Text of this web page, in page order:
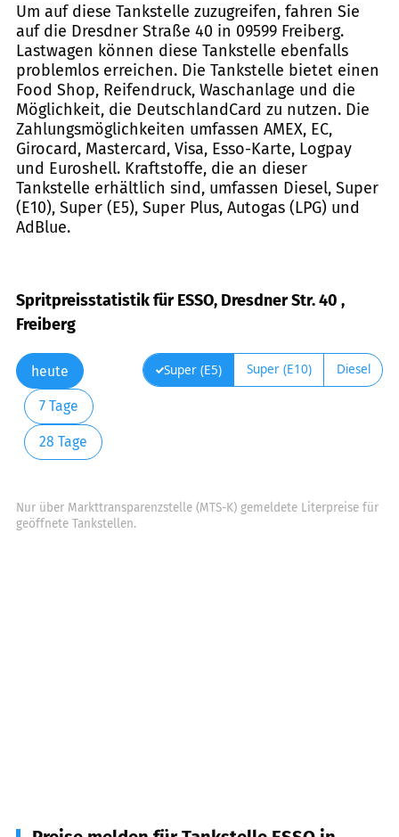
Um auf diese Tankstelle zuzugreifen, fahren Sie
auf die Dresdner Straße 40 in 09599 Freiberg.
Lastwagen können diese Tankstelle ebenfalls
problemlos erreichen. Die Tankstelle bietet einen
Food Shop, Reifendruck, Waschanlage und die
Möglichkeit, die DeutschlandCard zu nutzen. Die
Zahlungsmöglichkeiten umfassen AMEX, EC,
Girocard, Mastercard, Visa, Esso-Karte, Logpay
und Euroshell. Kraftstoffe, die an dieser
Tankstelle erhältlich sind, umfassen Diesel, Super
(E10), Super (E5), Super Plus, Autogas (LPG) und
AdBlue.
Spritpreisstatistik für ESSO, Dresdner Str. 40 ,
Freiberg
heute
7 Tage
28 Tage
Super (E5) Super (E10) Diesel
Nur über Markttransparenzstelle (MTS-K) gemeldete Literpreise für
geöffnete Tankstellen.